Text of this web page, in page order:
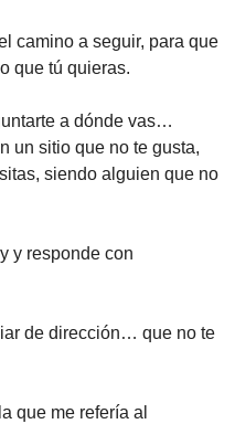
camino a seguir, para que
que tú quieras.
a dónde vas…
un sitio que no te gusta,
siendo alguien que no
y responde con
de dirección… que no te
que me refería al